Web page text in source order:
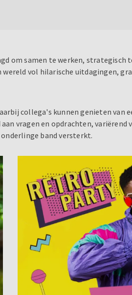
om samen te werken, strategisch
vol hilarische uitdagingen,
collega's kunnen genieten van
vragen en opdrachten,
band versterkt.